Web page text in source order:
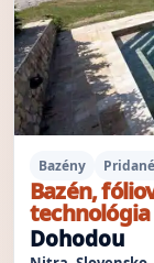
Bazény
Bazén,
technológia
Dohodou